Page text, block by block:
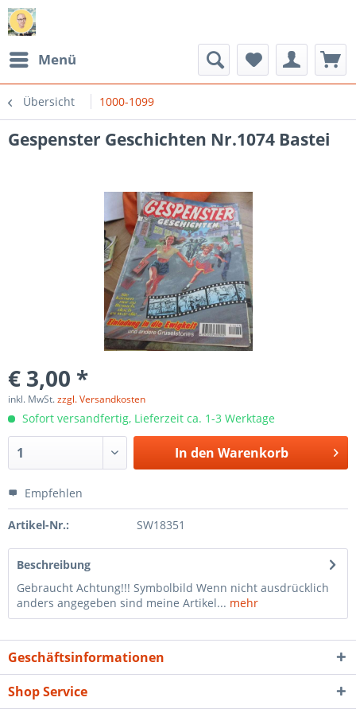
Menü
Übersicht 1000-1099
Gespenster Geschichten Nr.1074 Bastei
€ 3,00 *
inkl. MwSt.zzgl. Versandkosten
Sofort versandfertig, Lieferzeit ca. 1-3 Werktage
In den Warenkorb
Empfehlen
Artikel-Nr.: SW18351
Beschreibung
Gebraucht Achtung!!! Symbolbild Wenn nicht ausdrücklich
anders angegeben sind meine Artikel... mehr
Geschäftsinformationen
Shop Service